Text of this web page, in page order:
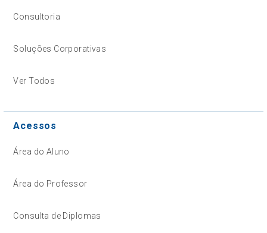
Consultoria
Soluções Corporativas
Ver Todos
Acessos
Área do Aluno
Área do Professor
Consulta de Diplomas